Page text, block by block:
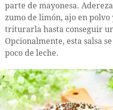
parte de mayonesa.
zumo de limón, ajo en
triturarla hasta conseguir
Opcionalmente, esta salsa
poco de leche.